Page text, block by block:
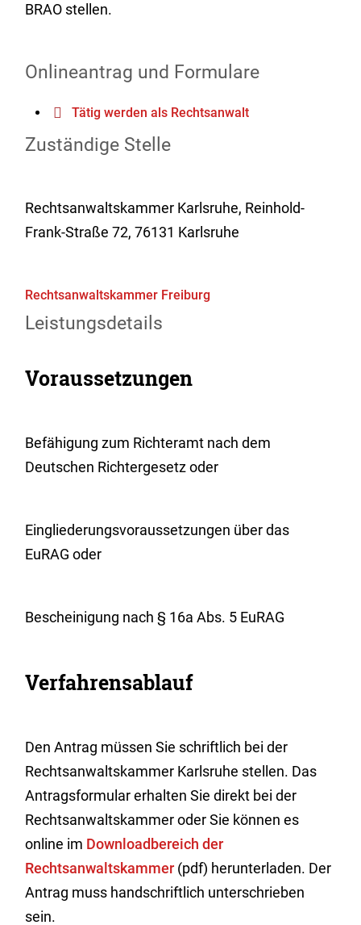
BRAO stellen.
Onlineantrag und Formulare
Tätig werden als Rechtsanwalt
Zuständige Stelle
Rechtsanwaltskammer Karlsruhe, Reinhold-
Frank-Straße 72, 76131 Karlsruhe
Rechtsanwaltskammer Freiburg
Leistungsdetails
Voraussetzungen
Befähigung zum Richteramt nach dem
Deutschen Richtergesetz oder
Eingliederungsvoraussetzungen über das
EuRAG oder
Bescheinigung nach § 16a Abs. 5 EuRAG
Verfahrensablauf
Den Antrag müssen Sie schriftlich bei der
Rechtsanwaltskammer Karlsruhe stellen. Das
Antragsformular erhalten Sie direkt bei der
Rechtsanwaltskammer oder Sie können es
online im Downloadbereich der
Rechtsanwaltskammer (pdf) herunterladen. Der
Antrag muss handschriftlich unterschrieben
sein.